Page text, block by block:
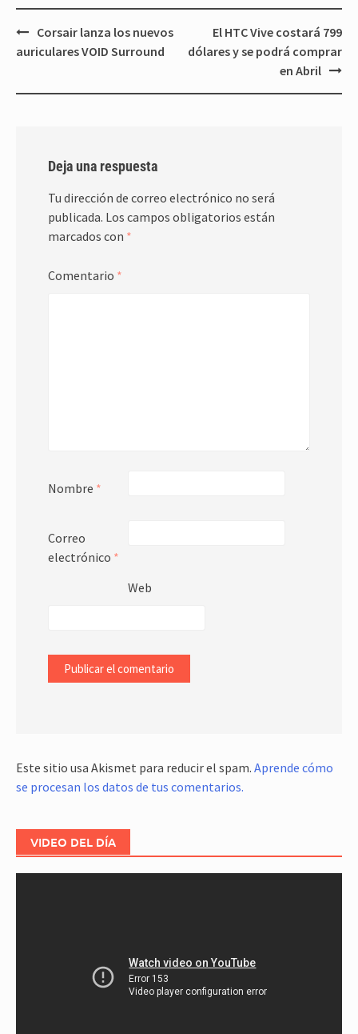
Navegación
de
Corsair lanza los nuevos
auriculares VOID Surround
El HTC Vive costará 799
dólares y se podrá comprar
en Abril
Deja una respuesta
Tu dirección de correo electrónico no será
publicada. Los campos obligatorios están
marcados con *
Comentario *
Nombre *
Correo
electrónico *
Web
Este sitio usa Akismet para reducir el spam. Aprende cómo
se procesan los datos de tus comentarios.
VIDEO DEL DÍA